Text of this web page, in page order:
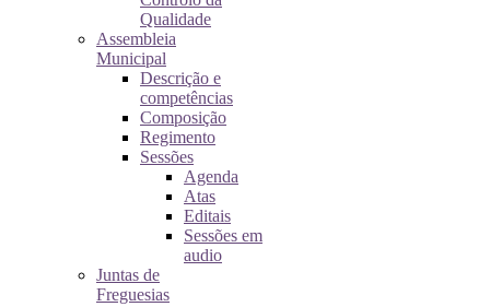
Qualidade
Assembleia
Municipal
Descrição e
competências
Composição
Regimento
Sessões
Agenda
Atas
Editais
Sessões em
audio
Juntas de
Freguesias